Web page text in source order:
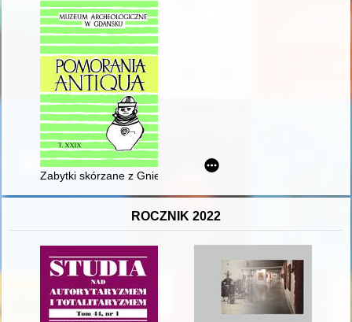
Zabytki skórzane z Gniewu : nowe dane z analizy źródeł
ROCZNIK 2022